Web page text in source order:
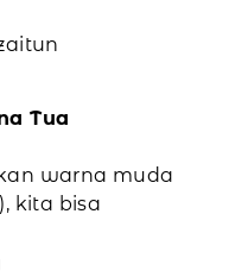
Tua
warna muda
kita bisa